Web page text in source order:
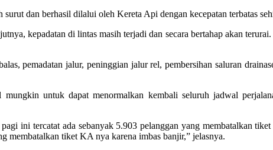
dan berhasil dilalui oleh Kereta Api dengan kecepatan terbatas
kepadatan di lintas masih terjadi dan secara bertahap akan
pemadatan jalur, peninggian jalur rel, pembersihan saluran
untuk dapat menormalkan kembali seluruh jadwal
ini tercatat ada sebanyak 5.903 pelanggan yang membatalkan
membatalkan tiket KA nya karena imbas banjir,” jelasnya.